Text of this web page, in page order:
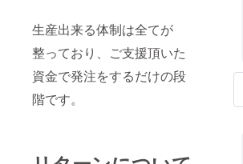
生産出来る体制は全てが
整っており、ご支援頂いた
資金で発注をするだけの段
階です。